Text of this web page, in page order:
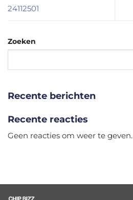
24112501
Zoeken
Recente berichten
Recente reacties
Geen reacties om weer te geven.